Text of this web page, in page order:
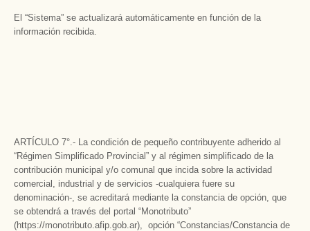
El “Sistema” se actualizará automáticamente en función de la
información recibida.
ARTÍCULO 7°.- La condición de pequeño contribuyente adherido al
“Régimen Simplificado Provincial” y al régimen simplificado de la
contribución municipal y/o comunal que incida sobre la actividad
comercial, industrial y de servicios -cualquiera fuere su
denominación-, se acreditará mediante la constancia de opción, que
se obtendrá a través del portal “Monotributo”
(https://monotributo.afip.gob.ar), opción “Constancias/Constancia de